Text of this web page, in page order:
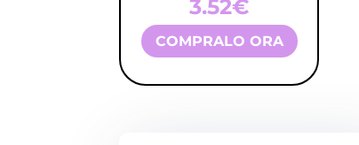
3.52€
COMPRALO ORA